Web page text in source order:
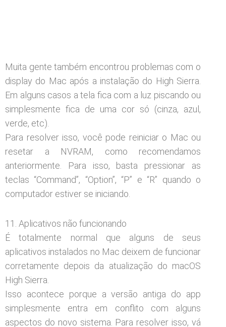
Muita gente também encontrou problemas com o
display do Mac após a instalação do High Sierra.
Em alguns casos a tela fica com a luz piscando ou
simplesmente fica de uma cor só (cinza, azul,
verde, etc).
Para resolver isso, você pode reiniciar o Mac ou
resetar a NVRAM, como recomendamos
anteriormente. Para isso, basta pressionar as
teclas “Command”, “Option”, “P” e “R” quando o
computador estiver se iniciando.
11. Aplicativos não funcionando
É totalmente normal que alguns de seus
aplicativos instalados no Mac deixem de funcionar
corretamente depois da atualização do macOS
High Sierra.
Isso acontece porque a versão antiga do app
simplesmente entra em conflito com alguns
aspectos do novo sistema. Para resolver isso, vá